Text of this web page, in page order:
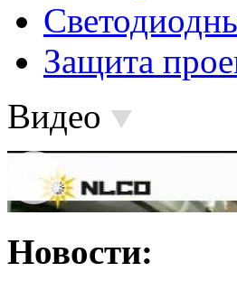
Защита
Видео
Новости: